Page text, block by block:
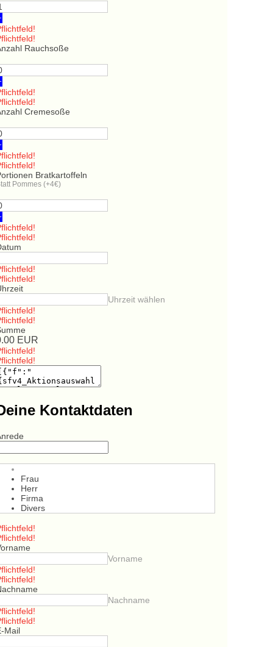
Rauchsoße
Cremesoße
Bratkartoffeln
Pommes (+4€)
Uhrzeit wählen
EUR
Kontaktdaten
Frau
Herr
Firma
Divers
Vorname
Nachname
Mail